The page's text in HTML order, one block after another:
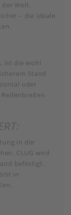
Welt.
– die ideale
ist die wohl
Stand
oder
in der
CLUG wird
befestigt.
in